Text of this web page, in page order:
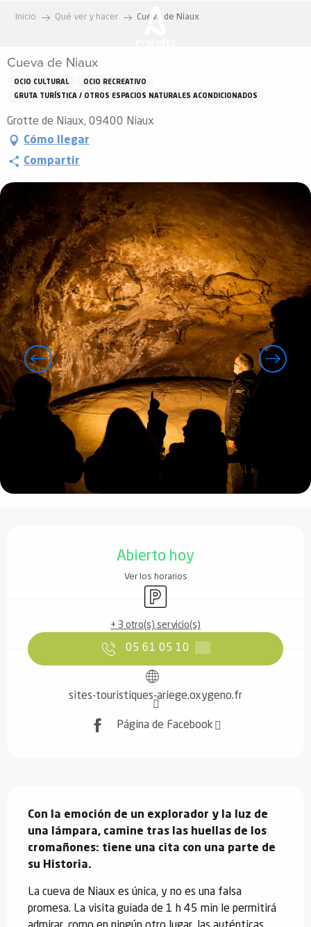
principal
Inicio Qué ver y hacer Cueva de Niaux
Cueva de Niaux
OCIO CULTURAL
OCIO RECREATIVO
GRUTA TURÍSTICA / OTROS ESPACIOS NATURALES ACONDICIONADOS
Grotte de Niaux, 09400 Niaux
Cómo llegar
Compartir
Abierto hoy
Ver los horarios
Aparcamiento
+ 3 otro(s) servicio(s)
05 61 05 10 ▒▒
sites-touristiques-ariege.oxygeno.fr
Página de Facebook
Con la emoción de un explorador y la luz de
una lámpara, camine tras las huellas de los
cromañones: tiene una cita con una parte de
su Historia.
La cueva de Niaux es única, y no es una falsa
promesa. La visita guiada de 1 h 45 min le permitirá